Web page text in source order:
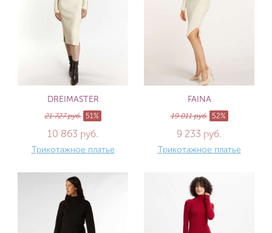
DREIMASTER
21 727 руб. 51%
10 863 руб.
Трикотажное платье
FAINA
19 011 руб. 52%
9 233 руб.
Трикотажное платье